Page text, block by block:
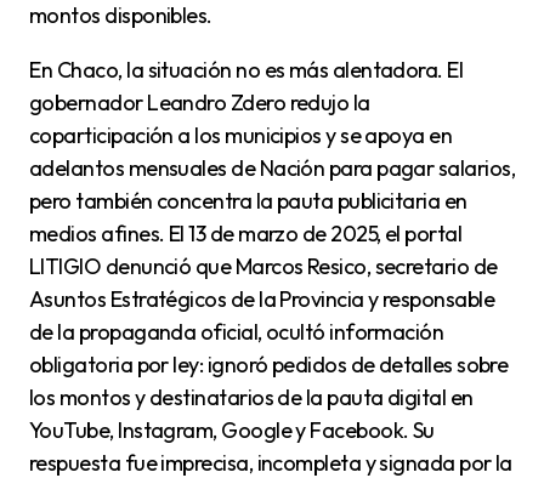
montos disponibles.
En Chaco, la situación no es más alentadora. El
gobernador Leandro Zdero redujo la
coparticipación a los municipios y se apoya en
adelantos mensuales de Nación para pagar salarios,
pero también concentra la pauta publicitaria en
medios afines. El 13 de marzo de 2025, el portal
LITIGIO denunció que Marcos Resico, secretario de
Asuntos Estratégicos de la Provincia y responsable
de la propaganda oficial, ocultó información
obligatoria por ley: ignoró pedidos de detalles sobre
los montos y destinatarios de la pauta digital en
YouTube, Instagram, Google y Facebook. Su
respuesta fue imprecisa, incompleta y signada por la